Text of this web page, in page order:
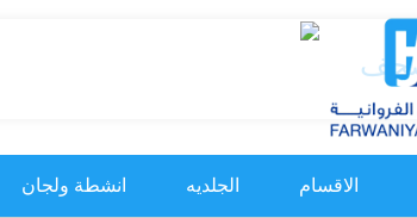
الاقسام الجلديه انشطة ولجان